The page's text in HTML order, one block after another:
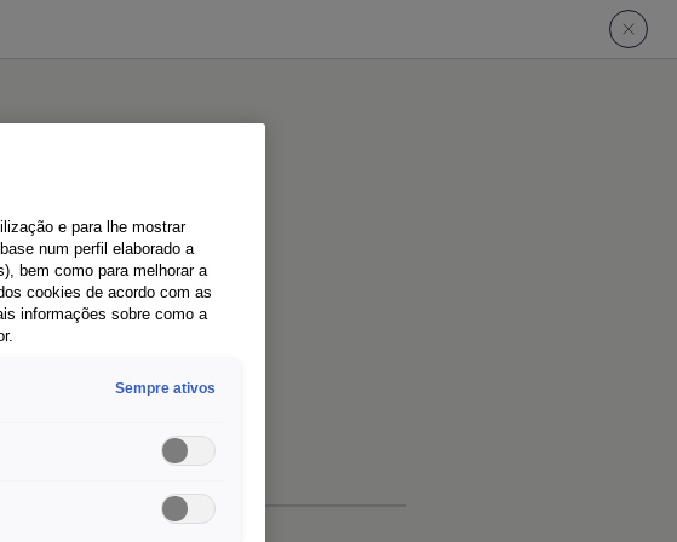
do
e para lhe mostrar
num perfil elaborado a
bem como para melhorar a
cookies de acordo com as
informações sobre como a
Sempre ativos